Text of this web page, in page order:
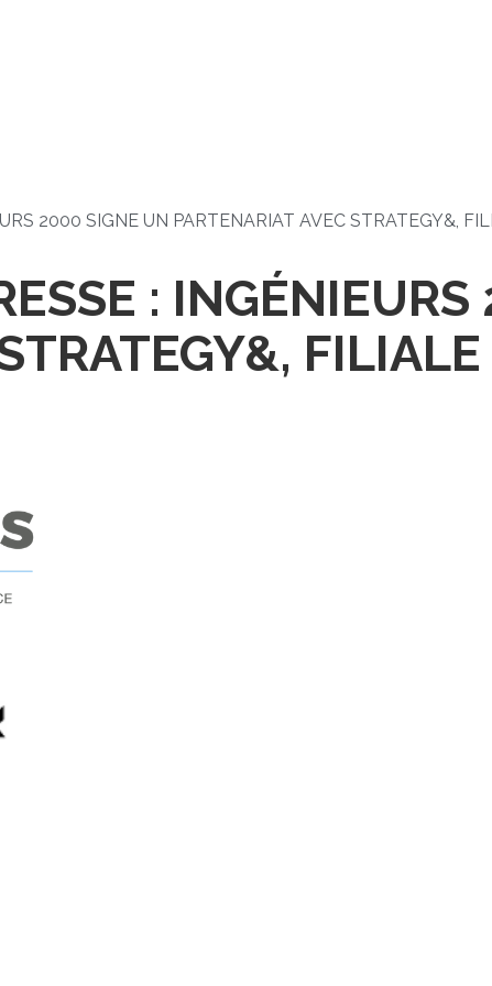
2000 SIGNE UN PARTENARIAT AVEC STRATEGY&,
: